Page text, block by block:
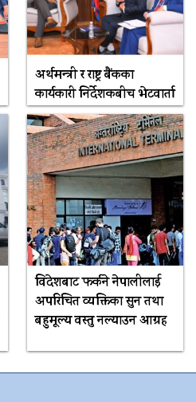
अर्थमन्त्री र राष्ट्र बैंकका
कार्यकारी निर्देशकबीच भेटवार्ता
विदेशबाट फर्कने नेपालीलाई
अपरिचित व्यक्तिका सुन तथा
बहुमूल्य वस्तु नल्याउन आग्रह